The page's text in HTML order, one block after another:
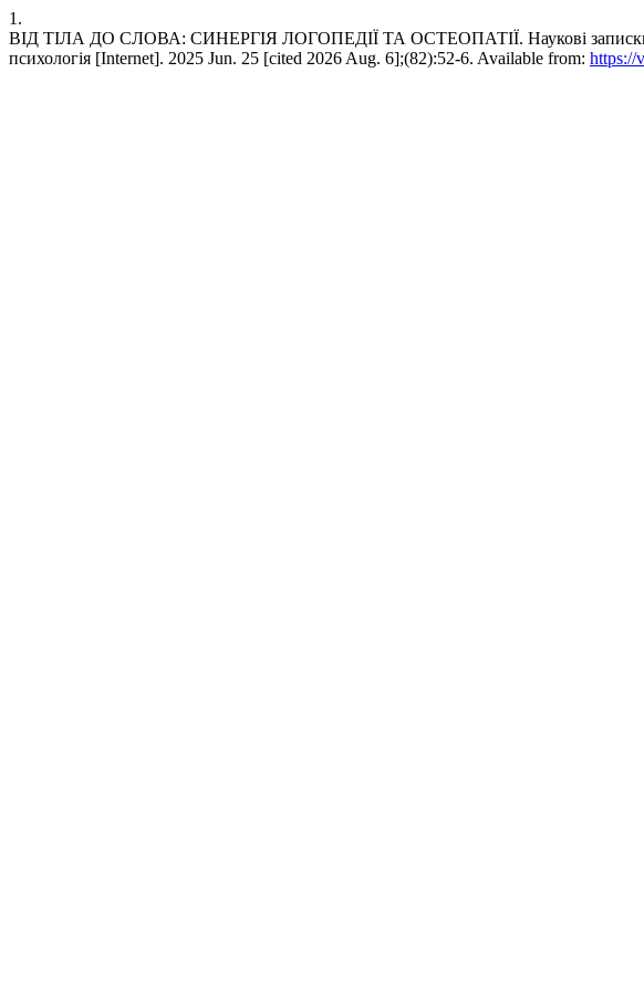
1.
ВІД ТІЛА ДО СЛОВА: СИНЕРГІЯ ЛОГОПЕДІЇ ТА ОСТЕОПАТІЇ. Наукові записки
психологія [Internet]. 2025 Jun. 25 [cited 2026 Aug. 6];(82):52-6. Available from: https://